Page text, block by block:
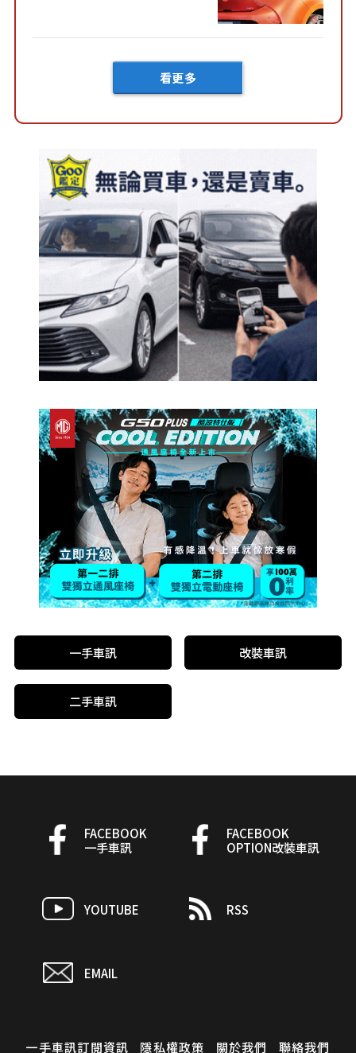
看更多
一手車訊 改裝車訊
二手車訊
FACEBOOK
一手車訊
FACEBOOK
OPTION改裝車訊
YOUTUBE RSS
EMAIL
一手車訊訂閱資訊 隱私權政策 關於我們 聯絡我們